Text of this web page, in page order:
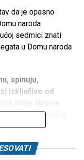
da je opasno
naroda
sedmici znati
u Domu naroda
spinuju,
isključivo od
jasne i neumoljive:
ima